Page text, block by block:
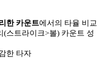
한 카운트에서의 타율 비교
(스트라이크>볼) 카운트 성
한 타자